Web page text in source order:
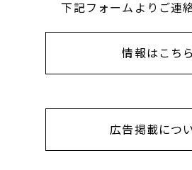
下記フォームよりご連
情報はこちら
広告掲載につ